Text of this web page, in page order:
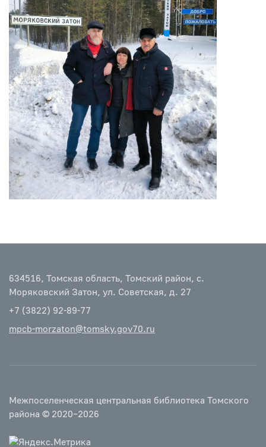
634516, Томская область, Томский район, с.
Моряковский Затон, ул. Советская, д. 27
+7 (3822) 92-89-77
mpcb-morzaton@tomsky.gov70.ru
Межпоселенческая центральная библиотека Томского
района © 2020–2026